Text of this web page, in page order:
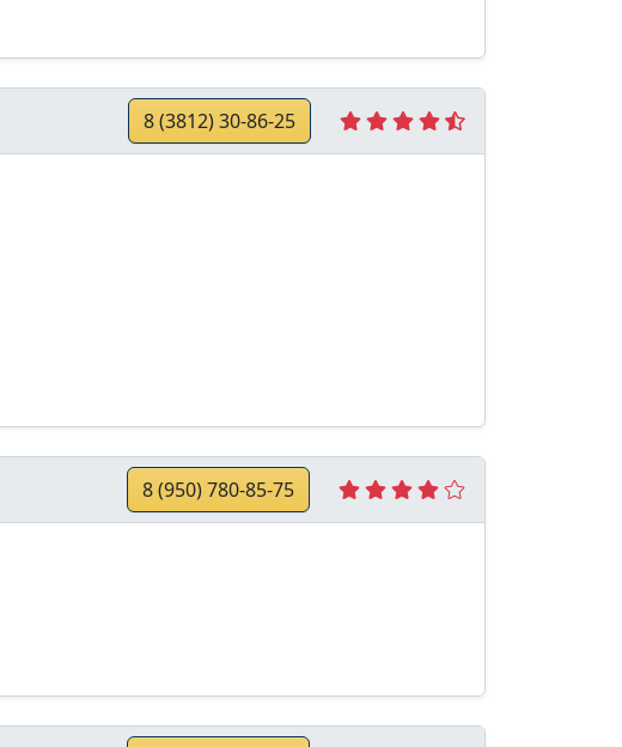
8 (3812) 30-86-25
8 (950) 780-85-75